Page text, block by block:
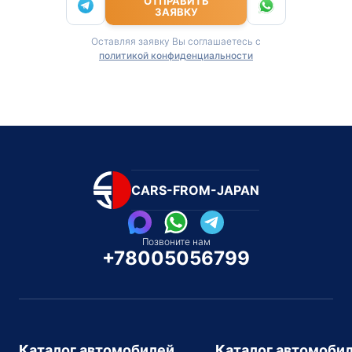
ЗАЯВКУ
Оставляя заявку Вы соглашаетесь с
политикой конфиденциальности
CARS-FROM-JAPAN
Позвоните нам
+78005056799